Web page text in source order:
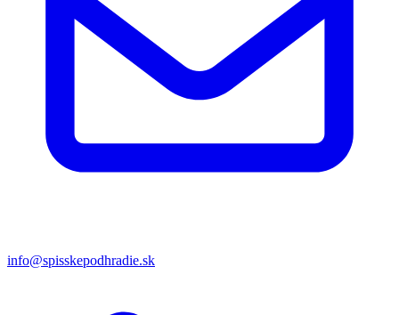
info@spisskepodhradie.sk